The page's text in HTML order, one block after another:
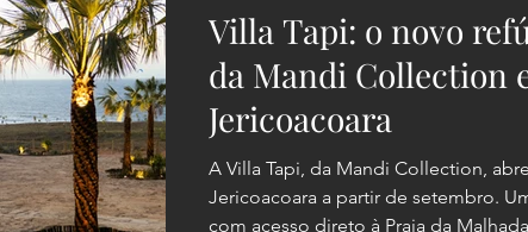
Villa Tapi: o novo
da Mandi Collection
Jericoacoara
A Villa Tapi, da Mandi Collection,
Jericoacoara a partir de setembro.
com acesso direto à Praia da